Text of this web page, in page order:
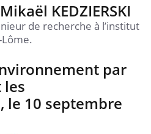
KEDZIERSKI
de recherche à l’institut
par
les
le 10 septembre